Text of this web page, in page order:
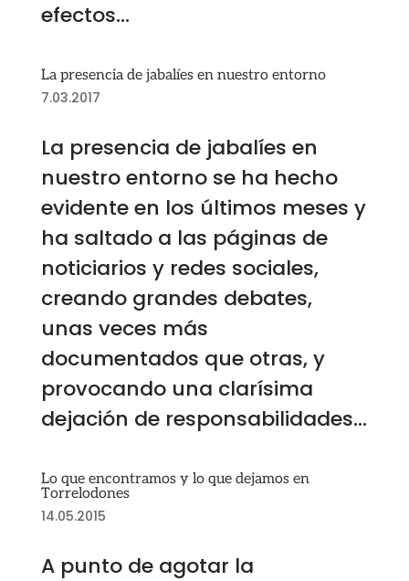
efectos...
La presencia de jabalíes en nuestro entorno
7.03.2017
La presencia de jabalíes en
nuestro entorno se ha hecho
evidente en los últimos meses y
ha saltado a las páginas de
noticiarios y redes sociales,
creando grandes debates,
unas veces más
documentados que otras, y
provocando una clarísima
dejación de responsabilidades...
Lo que encontramos y lo que dejamos en
Torrelodones
14.05.2015
A punto de agotar la